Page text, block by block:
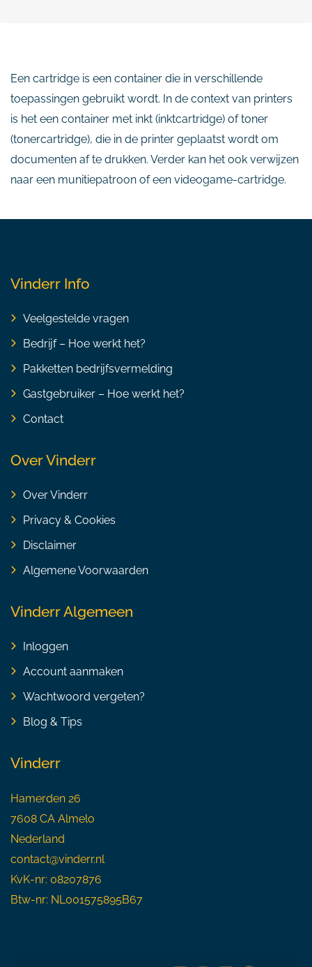
Een cartridge is een container die in verschillende
toepassingen gebruikt wordt. In de context van printers
is het een container met inkt (inktcartridge) of toner
(tonercartridge), die in de printer geplaatst wordt om
documenten af te drukken. Verder kan het ook verwijzen
naar een munitiepatroon of een videogame-cartridge.
Vinderr Info
Veelgestelde vragen
Bedrijf – Hoe werkt het?
Pakketten bedrijfsvermelding
Gastgebruiker – Hoe werkt het?
Contact
Over Vinderr
Over Vinderr
Privacy & Cookies
Disclaimer
Algemene Voorwaarden
Vinderr Algemeen
Inloggen
Account aanmaken
Wachtwoord vergeten?
Blog & Tips
Vinderr
Hamerden 26
7608 CA Almelo
Nederland
contact@vinderr.nl
KvK-nr: 08207876
Btw-nr: NL001575895B67